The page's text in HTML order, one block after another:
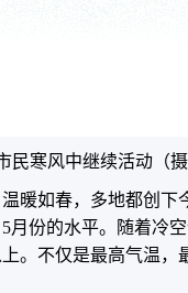
民寒风中继续活动（
暖如春，多地都创下
月份的水平。随着冷
。不仅是最高气温，